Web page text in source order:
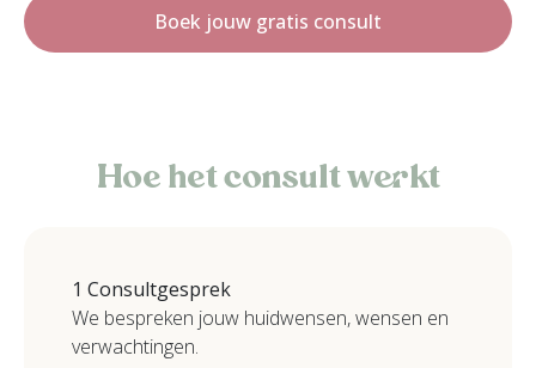
Boek jouw gratis consult
Hoe het consult werkt
1 Consultgesprek
We bespreken jouw huidwensen, wensen en
verwachtingen.